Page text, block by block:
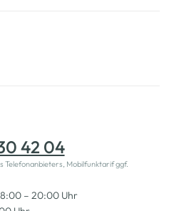
42 04
Mobilfunktarif ggf.
– 20:00 Uhr